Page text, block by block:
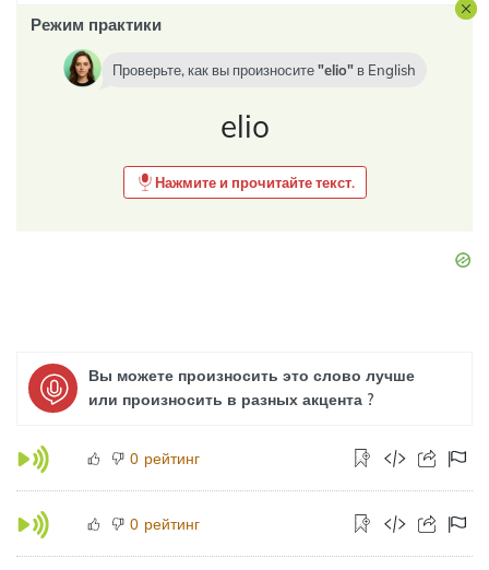
Режим практики
Проверьте, как вы произносите elio в English
elio
Нажмите и прочитайте текст.
Вы можете произносить это слово лучше
или произносить в разных акцента ?
0 рейтинг
0 рейтинг